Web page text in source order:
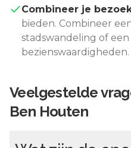
Combineer je
bieden. Combineer
stadswandeling of
bezienswaardigheden.
Veelgestelde
Ben Houten